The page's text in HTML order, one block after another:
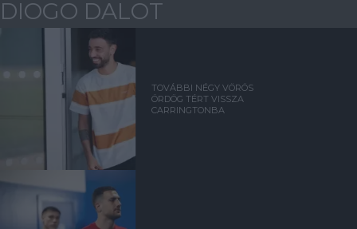
DIOGO DALOT
TOVÁBBI NÉGY VÖRÖS
ÖRDÖG TÉRT VISSZA
CARRINGTONBA